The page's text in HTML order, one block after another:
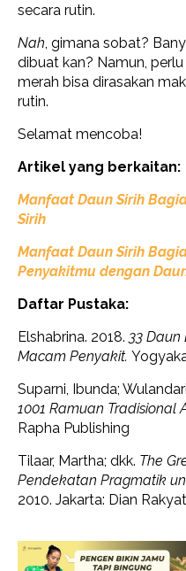
secara rutin.
Nah , gimana sobat?
dibuat kan? Namun,
merah bisa dirasakan
rutin.
Selamat mencoba!
Artikel yang berkaitan:
Manfaat Daun Sirih
Sirih
Manfaat Daun Sirih
Penyakitmu dengan
Daftar Pustaka:
Elshabrina. 2018. 33 Daun
Macam Penyakit.
Suparni, Ibunda;
1001 Ramuan Tradisional
Rapha Publishing
Tilaar, Martha; dkk. The
Pendekatan Pragmatik
2010. Jakarta: Dian Rakyat